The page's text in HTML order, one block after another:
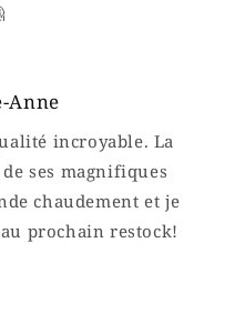
Anne
incroyable. La
ses magnifiques
chaudement et je
prochain restock!